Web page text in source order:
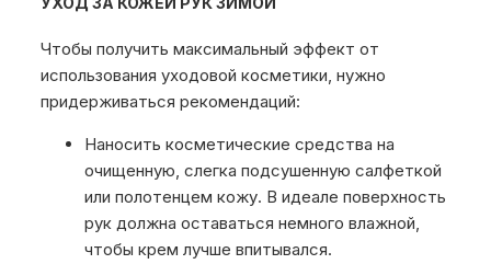
Чтобы получить максимальный эффект от
использования уходовой косметики, нужно
придерживаться рекомендаций:
Наносить косметические средства на
очищенную, слегка подсушенную салфеткой
или полотенцем кожу. В идеале поверхность
рук должна оставаться немного влажной,
чтобы крем лучше впитывался.